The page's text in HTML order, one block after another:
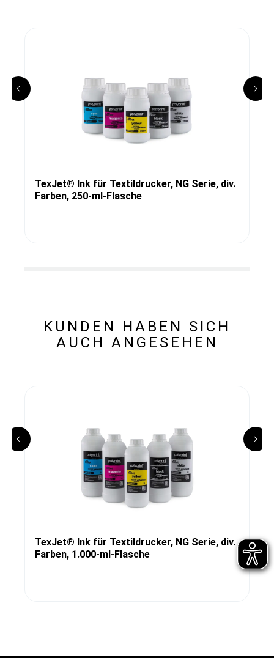
TexJet® Ink für Textildrucker, NG Serie, div.
Farben, 250-ml-Flasche
KUNDEN HABEN SICH
AUCH ANGESEHEN
TexJet® Ink für Textildrucker, NG Serie, div.
Farben, 1.000-ml-Flasche